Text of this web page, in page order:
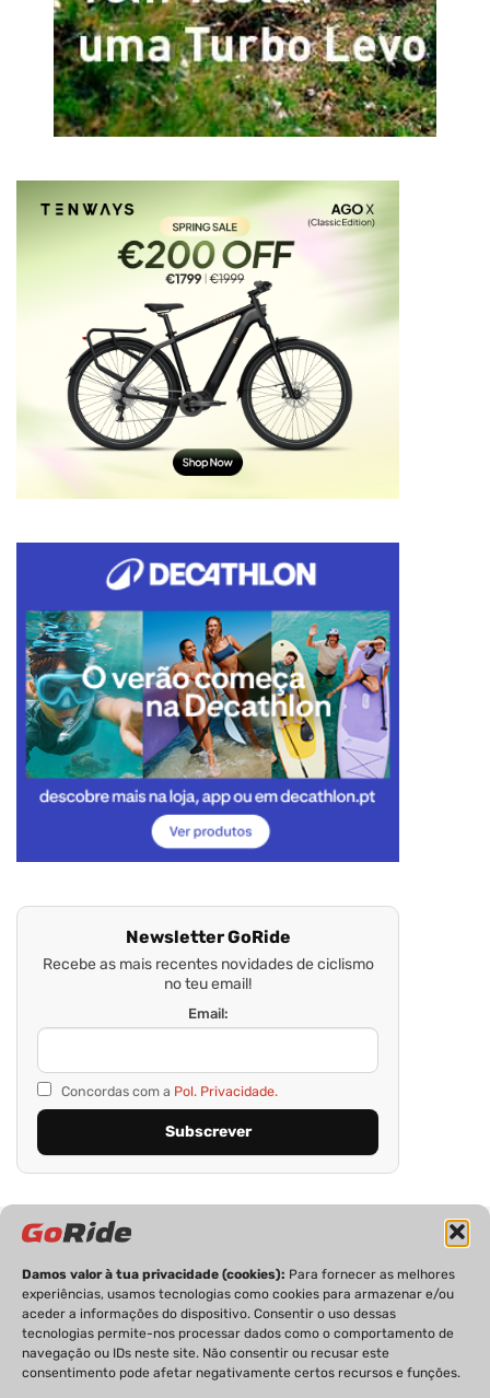
Damos valor à tua privacidade (cookies): Para fornecer as melhores
experiências, usamos tecnologias como cookies para armazenar e/ou
aceder a informações do dispositivo. Consentir o uso dessas
tecnologias permite-nos processar dados como o comportamento de
navegação ou IDs neste site. Não consentir ou recusar este
consentimento pode afetar negativamente certos recursos e funções.
Newsletter GoRide
Recebe as mais recentes novidades de ciclismo
no teu email!
Email:
Concordas com a Pol. Privacidade.
PRIVACIDADE FICHA TÉCNICA
ESTATUTO EDITORIAL
POLÍTICA DE COOKIES
CONTACTOS